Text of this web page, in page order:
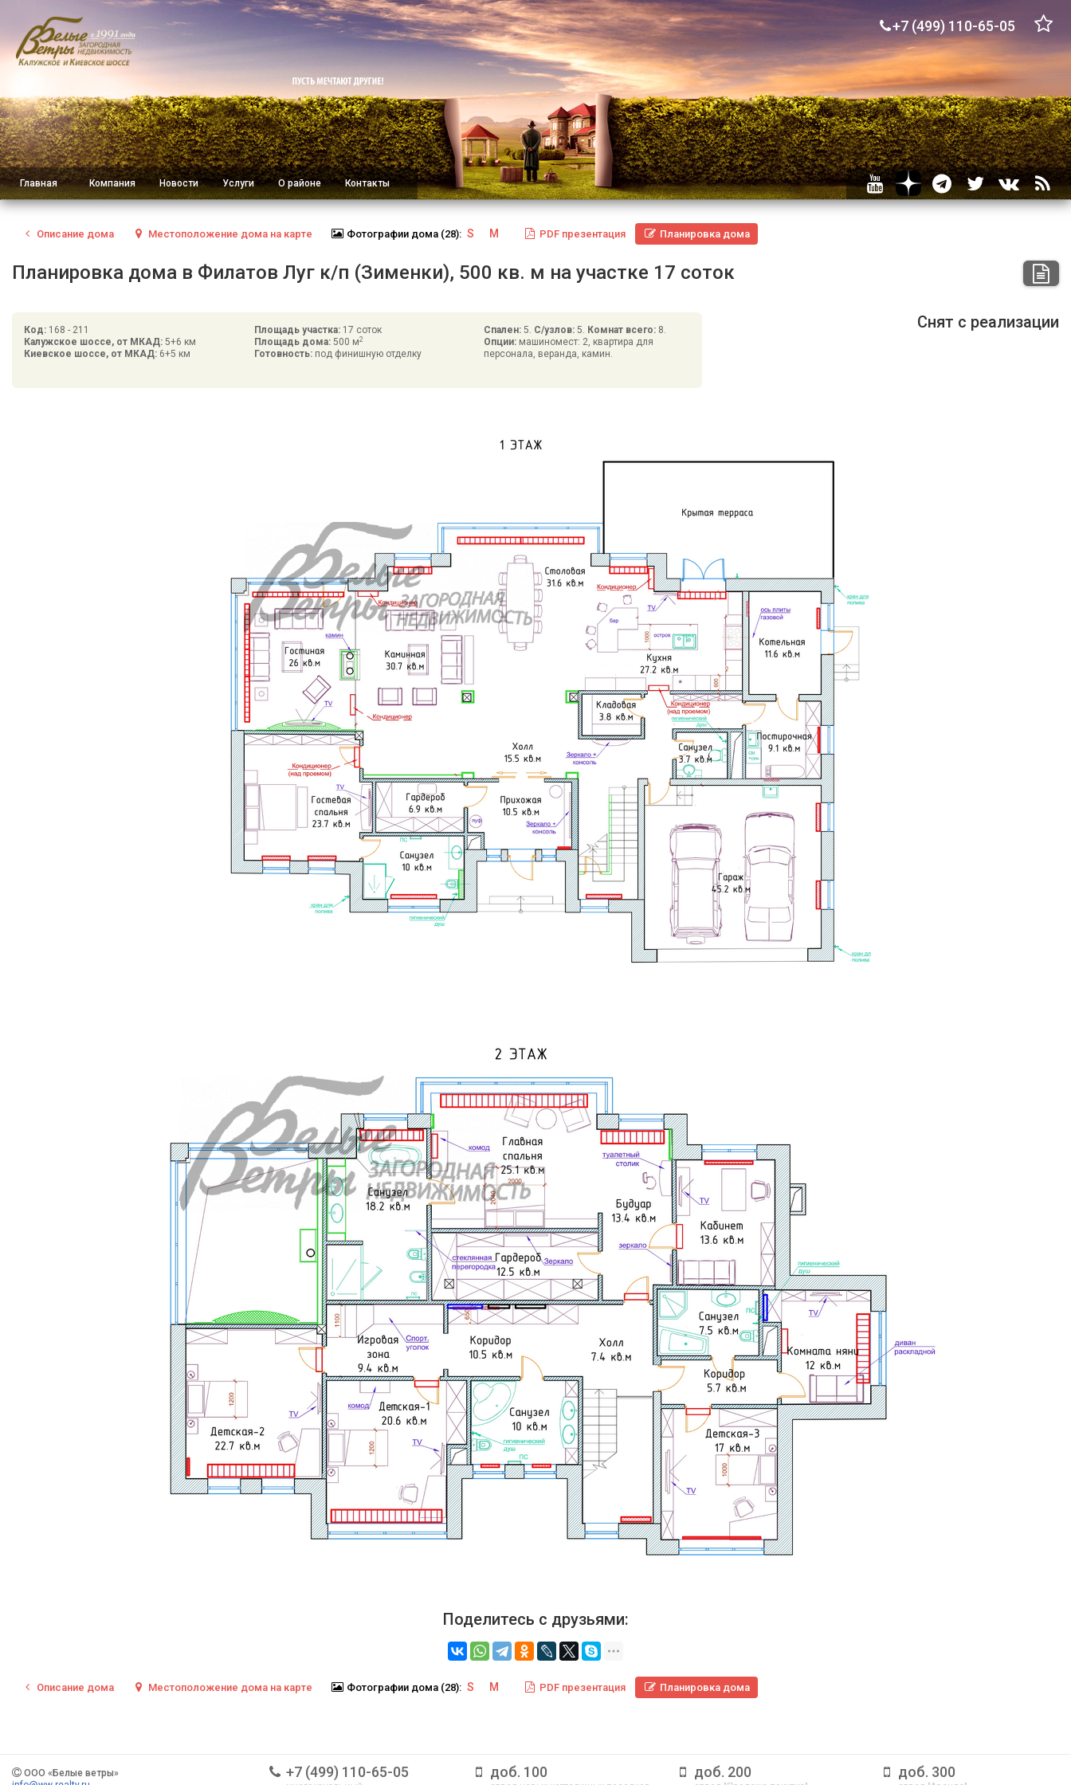
+7 (499) 110-65-05
Главная Компания Новости Услуги О районе Контакты
Описание дома Местоположение дома на карте Фотографии дома (28): S M PDF презентация Планировка дома
Планировка дома в Филатов Луг к/п (Зименки), 500 кв. м на участке 17 соток
Код: 168 - 211
Калужское шоссе, от МКАД: 5+6 км
Киевское шоссе, от МКАД: 6+5 км
Площадь участка:17 соток
Площадь дома:500 м2
Готовность: под финишную отделку
Спален:5. С/узлов:5. Комнат всего: 8.
Опции: машиномест: 2, квартира для
персонала, веранда, камин.
Снят с реализации
Поделитесь с друзьями:
Описание дома Местоположение дома на карте Фотографии дома (28): S M PDF презентация Планировка дома
ООО «Белые ветры»
+7 (499) 110-65-05 доб. 100 доб. 200 доб. 300